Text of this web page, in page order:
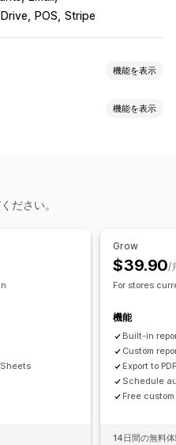
POS Stripe
機能を表示
マルチチャネル
機能を表示
定
ださい。
Sheets
Grow
$39.90/
For stores
機能
Built-in
Custom
Export to
Schedule
Free
14日間の無料